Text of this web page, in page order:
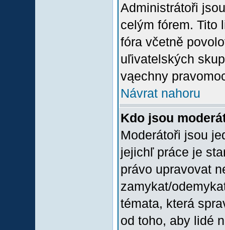
Administrátoři
celým fórem. Tito
fóra včetně
uľivatelských
vąechny
Návrat nahoru
Kdo jsou
Moderátoři jsou
jejichľ práce je
právo upravovat
zamykat/
témata, která
od toho, aby lidé